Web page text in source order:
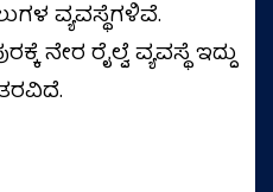
ವ್ಯವಸ್ಥೆಗಳಿವೆ.
ನೇರ ರೈಲ್ವೆ ವ್ಯವಸ್ಥೆ ಇದ್ದು